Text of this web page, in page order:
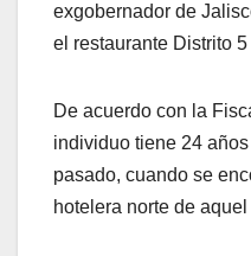
exgobernador de
el restaurante Distrito
De acuerdo con la
individuo tiene 24
pasado, cuando se
hotelera norte de